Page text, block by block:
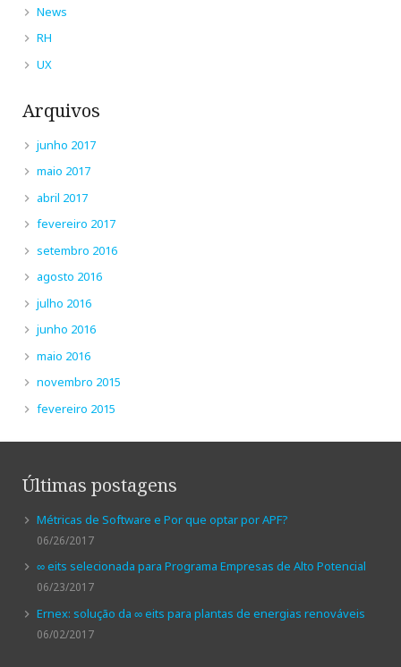
News
RH
UX
Arquivos
junho 2017
maio 2017
abril 2017
fevereiro 2017
setembro 2016
agosto 2016
julho 2016
junho 2016
maio 2016
novembro 2015
fevereiro 2015
Últimas postagens
Métricas de Software e Por que optar por APF?
06/26/2017
∞ eits selecionada para Programa Empresas de Alto Potencial
06/23/2017
Ernex: solução da ∞ eits para plantas de energias renováveis
06/02/2017